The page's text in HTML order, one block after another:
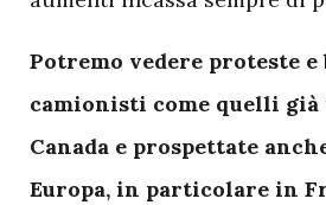
Potremo vedere proteste
camionisti come quelli
Canada e prospettate
Europa, in particolare in